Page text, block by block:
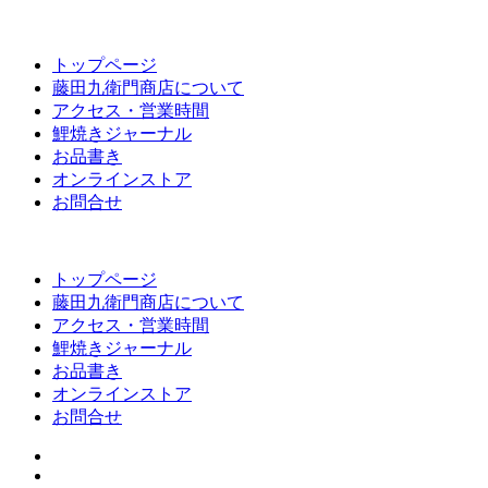
トップページ
藤田九衛門商店について
アクセス・営業時間
鯉焼きジャーナル
お品書き
オンラインストア
お問合せ
トップページ
藤田九衛門商店について
アクセス・営業時間
鯉焼きジャーナル
お品書き
オンラインストア
お問合せ